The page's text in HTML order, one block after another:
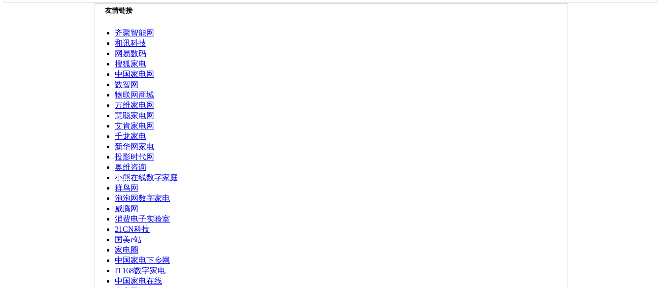
友情链接
齐聚智能网
和讯科技
网易数码
搜狐家电
中国家电网
数智网
物联网商城
万维家电网
慧聪家电网
艾肯家电网
千龙家电
新华网家电
投影时代网
奥维咨询
小熊在线数字家庭
群鸟网
泡泡网数字家电
威腾网
消费电子实验室
21CN科技
国美e站
家电圈
中国家电下乡网
IT168数字家电
中国家电在线